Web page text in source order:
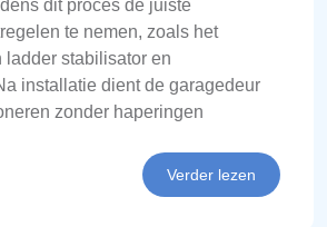
dit proces de juiste
te nemen, zoals het
ladder stabilisator en
installatie dient de garagedeur
zonder haperingen
Verder lezen